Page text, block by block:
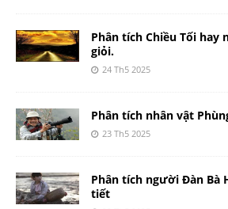
Phân tích Chiều Tối hay
giỏi.
24 Th5 2025
Phân tích nhân vật
23 Th5 2025
Phân tích người Đàn Bà
tiết